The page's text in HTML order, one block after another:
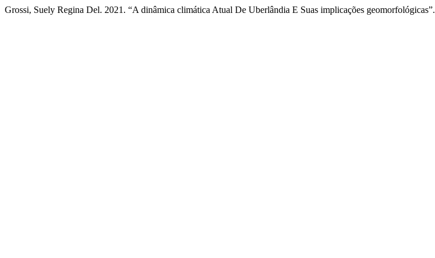
Grossi, Suely Regina Del. 2021. “A dinâmica climática Atual De Uberlândia E Suas implicações geomorfológicas”.